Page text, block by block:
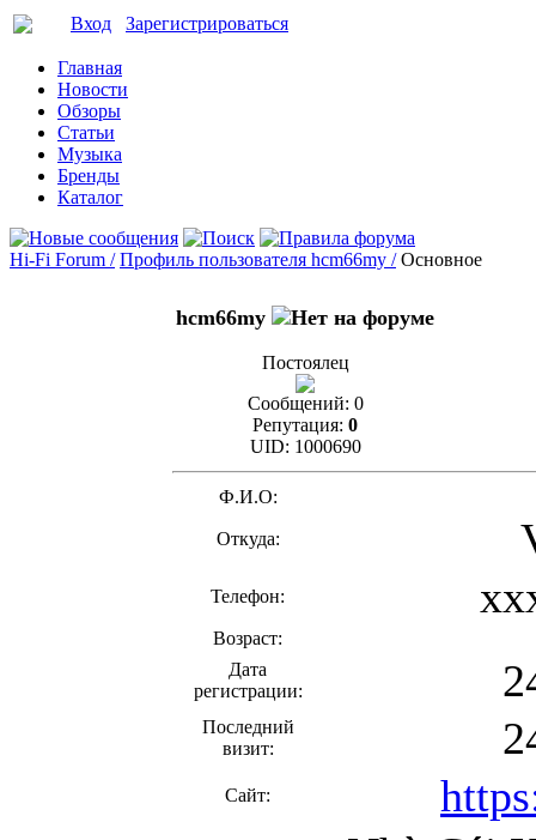
Вход Зарегистрироваться
Главная
Новости
Обзоры
Статьи
Музыка
Бренды
Каталог
Hi-Fi Forum / Профиль пользователя hcm66my / Основное
hcm66my
Постоялец
Сообщений: 0
Репутация: 0
UID: 1000690
Ф.И.О:
Откуда:
Телефон:
Возраст:
Дата
регистрации:
Последний
визит:
Сайт: